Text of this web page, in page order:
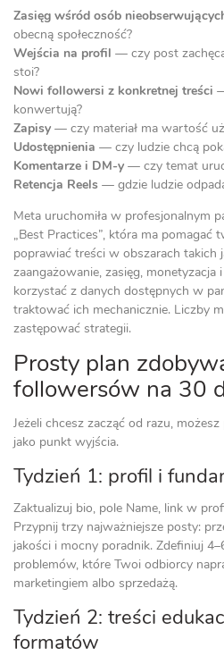
Zasięg wśród osób
obecną społeczność?
Wejścia na profil — czy post
stoi?
Nowi followersi z konkretnej treści
konwertują?
Zapisy — czy materiał ma wartość
Udostępnienia — czy ludzie chcą
Komentarze i DM-y — czy temat
Retencja Reels — gdzie ludzie
Meta uruchomiła w profesjonalnym
„Best Practices”, która ma pomagać
poprawiać treści w obszarach takich
zaangażowanie, zasięg,
korzystać z danych dostępnych w
traktować ich mechanicznie. Liczby
zastępować strategii.
Prosty plan
followersów na 30
Jeżeli chcesz zacząć od razu,
jako punkt wyjścia.
Tydzień 1: profil i
Zaktualizuj bio, pole Name, link w
Przypnij trzy najważniejsze posty:
jakości i mocny poradnik. Zdefiniuj
problemów, które Twoi odbiorcy
marketingiem albo sprzedażą.
Tydzień 2: treści
formatów